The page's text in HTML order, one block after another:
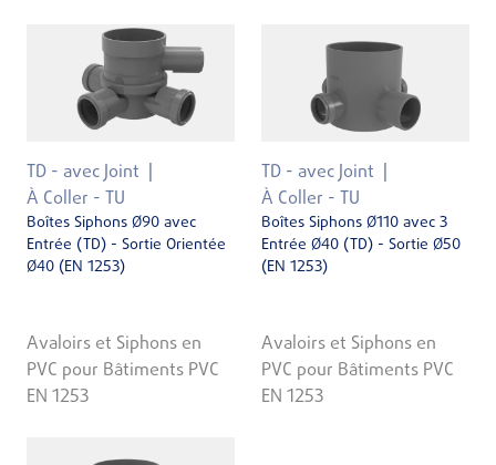
TD - avec Joint
À Coller - TU
Boîtes Siphons Ø90 avec
Entrée (TD) - Sortie Orientée
Ø40 (EN 1253)
Avaloirs et Siphons en
PVC pour Bâtiments PVC
EN 1253
TD - avec Joint
À Coller - TU
Boîtes Siphons Ø110 avec 3
Entrée Ø40 (TD) - Sortie Ø50
(EN 1253)
Avaloirs et Siphons en
PVC pour Bâtiments PVC
EN 1253